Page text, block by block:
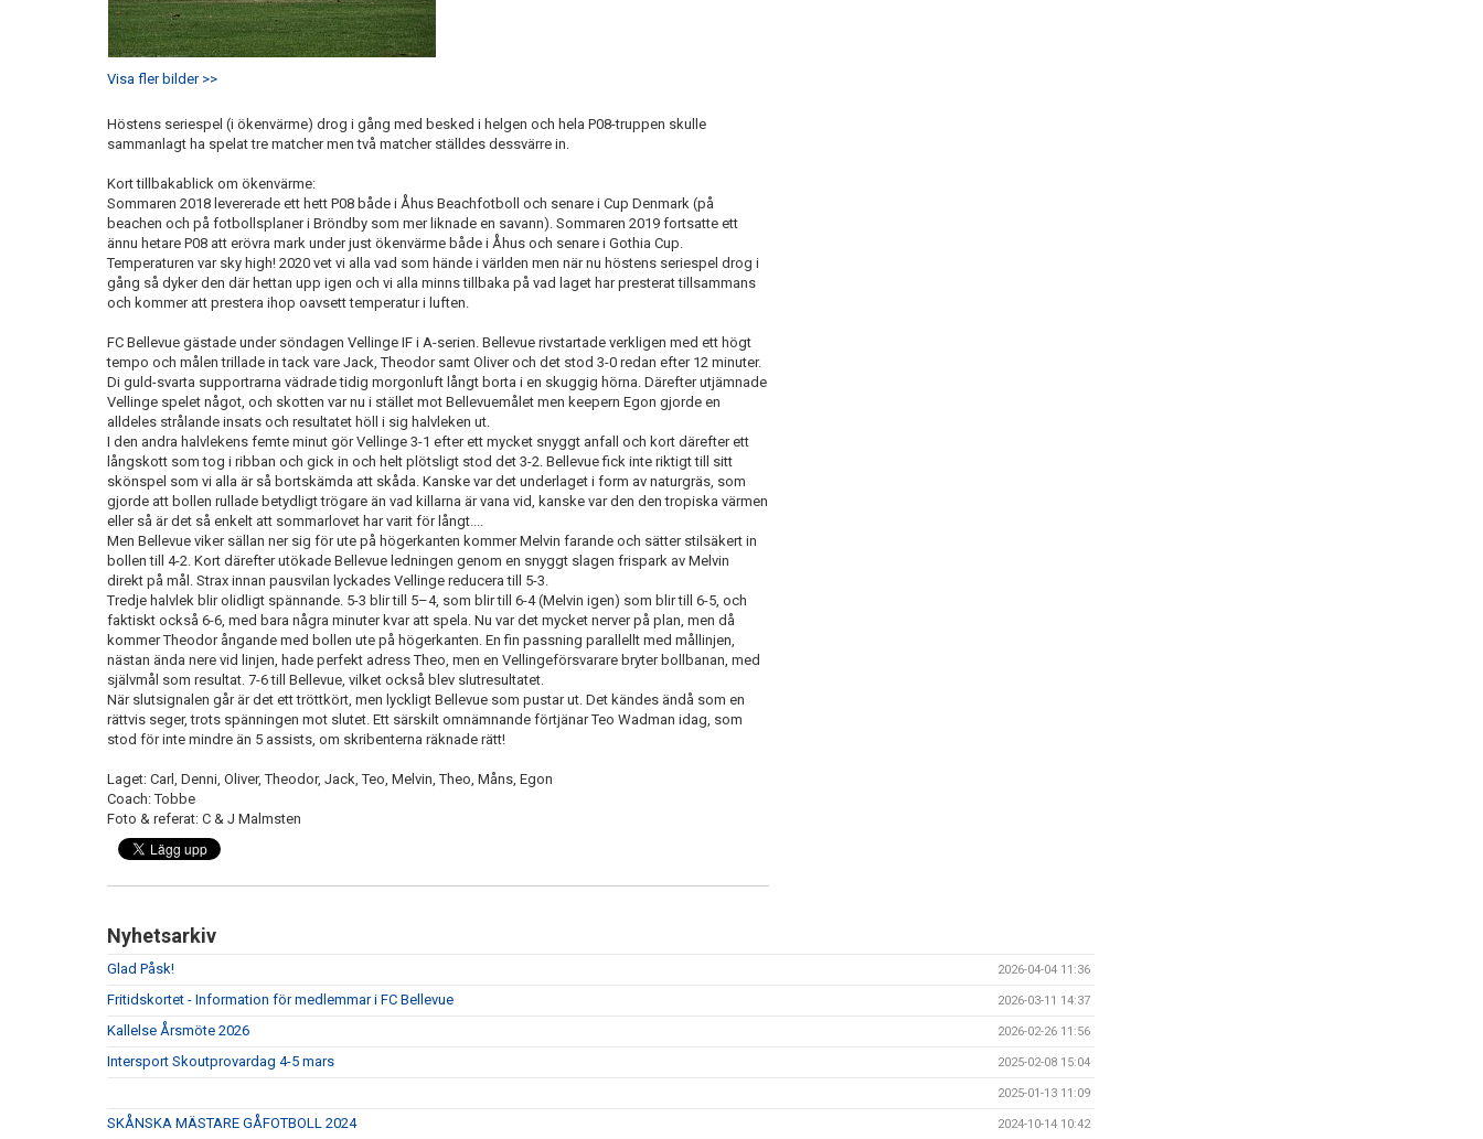
Visa fler bilder >>
Höstens seriespel (i ökenvärme) drog i gång med besked i helgen och hela P08-truppen skulle
sammanlagt ha spelat tre matcher men två matcher ställdes dessvärre in.
Kort tillbakablick om ökenvärme:
Sommaren 2018 levererade ett hett P08 både i Åhus Beachfotboll och senare i Cup Denmark (på
beachen och på fotbollsplaner i Bröndby som mer liknade en savann). Sommaren 2019 fortsatte ett
ännu hetare P08 att erövra mark under just ökenvärme både i Åhus och senare i Gothia Cup.
Temperaturen var sky high! 2020 vet vi alla vad som hände i världen men när nu höstens seriespel drog i
gång så dyker den där hettan upp igen och vi alla minns tillbaka på vad laget har presterat tillsammans
och kommer att prestera ihop oavsett temperatur i luften.
FC Bellevue gästade under söndagen Vellinge IF i A-serien. Bellevue rivstartade verkligen med ett högt
tempo och målen trillade in tack vare Jack, Theodor samt Oliver och det stod 3-0 redan efter 12 minuter.
Di guld-svarta supportrarna vädrade tidig morgonluft långt borta i en skuggig hörna. Därefter utjämnade
Vellinge spelet något, och skotten var nu i stället mot Bellevuemålet men keepern Egon gjorde en
alldeles strålande insats och resultatet höll i sig halvleken ut.
I den andra halvlekens femte minut gör Vellinge 3-1 efter ett mycket snyggt anfall och kort därefter ett
långskott som tog i ribban och gick in och helt plötsligt stod det 3-2. Bellevue fick inte riktigt till sitt
skönspel som vi alla är så bortskämda att skåda. Kanske var det underlaget i form av naturgräs, som
gjorde att bollen rullade betydligt trögare än vad killarna är vana vid, kanske var den den tropiska värmen
eller så är det så enkelt att sommarlovet har varit för långt....
Men Bellevue viker sällan ner sig för ute på högerkanten kommer Melvin farande och sätter stilsäkert in
bollen till 4-2. Kort därefter utökade Bellevue ledningen genom en snyggt slagen frispark av Melvin
direkt på mål. Strax innan pausvilan lyckades Vellinge reducera till 5-3.
Tredje halvlek blir olidligt spännande. 5-3 blir till 5–4, som blir till 6-4 (Melvin igen) som blir till 6-5, och
faktiskt också 6-6, med bara några minuter kvar att spela. Nu var det mycket nerver på plan, men då
kommer Theodor ångande med bollen ute på högerkanten. En fin passning parallellt med mållinjen,
nästan ända nere vid linjen, hade perfekt adress Theo, men en Vellingeförsvarare bryter bollbanan, med
självmål som resultat. 7-6 till Bellevue, vilket också blev slutresultatet.
När slutsignalen går är det ett tröttkört, men lyckligt Bellevue som pustar ut. Det kändes ändå som en
rättvis seger, trots spänningen mot slutet. Ett särskilt omnämnande förtjänar Teo Wadman idag, som
stod för inte mindre än 5 assists, om skribenterna räknade rätt!
Laget: Carl, Denni, Oliver, Theodor, Jack, Teo, Melvin, Theo, Måns, Egon
Coach: Tobbe
Foto & referat: C & J Malmsten
Nyhetsarkiv
Glad Påsk! 2026-04-04 11:36
Fritidskortet - Information för medlemmar i FC Bellevue 2026-03-11 14:37
Kallelse Årsmöte 2026 2026-02-26 11:56
Intersport Skoutprovardag 4-5 mars 2025-02-08 15:04
2025-01-13 11:09
SKÅNSKA MÄSTARE GÅFOTBOLL 2024 2024-10-14 10:42